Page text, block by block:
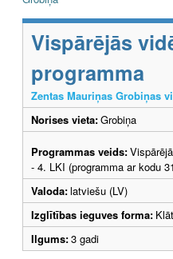
Vispārējās
programma
Zentas Mauriņas Grobiņas
Norises vieta:Grobiņa
Programmas veids:
- 4. LKI (programma ar kodu
Valoda:latviešu (LV)
Izglītības ieguves forma:
Ilgums:3 gadi